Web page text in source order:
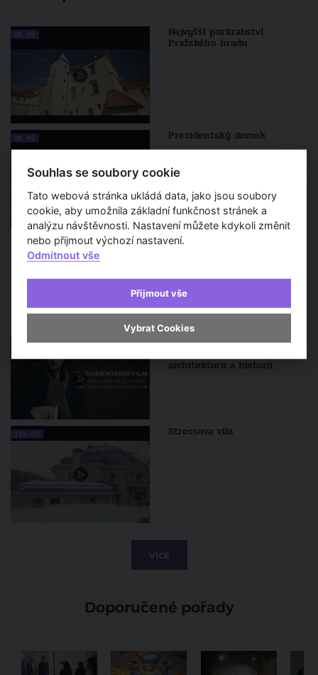
95. díl Nejvyšší purkrabství
Pražského hradu
96. díl Prezidentský domek
Sledujte také
DOKUMENTÁRNÍ FILM: Zdeněk
architekturu a historii
136. díl Strossova vila
VÍCE
Doporučené pořady
Souhlas se soubory cookie
Tato webová stránka ukládá data, jako jsou soubory
cookie, aby umožnila základní funkčnost stránek a
analýzu návštěvnosti. Nastavení můžete kdykoli změnit
nebo přijmout výchozí nastavení.
Odmítnout vše
Přijmout vše
Vybrat Cookies